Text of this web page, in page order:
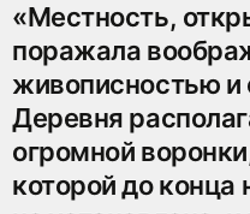
«Местность,
поражала
живописностью и
Деревня
огромной
которой до конца